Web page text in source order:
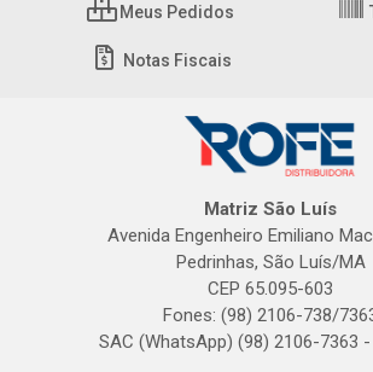
Meus Pedidos
Notas Fiscais
Matriz São Luís
Avenida Engenheiro Emiliano
Pedrinhas, São Luís/MA
CEP 65.095-603
Fones: (98) 2106-738/
SAC (WhatsApp) (98) 2106-7363